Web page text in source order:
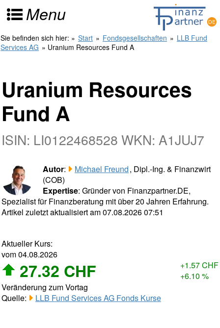
Menu
Sie befinden sich hier: » Start » Fondsgesellschaften » LLB Fund
Services AG » Uranium Resources Fund A
Uranium Resources
Fund A
ISIN: LI0122468528 WKN: A1JUJ7
Autor: Michael Freund, Dipl.-Ing. & Finanzwirt
(COB)
Expertise: Gründer von Finanzpartner.DE,
Spezialist für Finanzberatung mit über 20 Jahren Erfahrung.
Artikel zuletzt aktualisiert am 07.08.2026 07:51
Aktueller Kurs:
vom 04.08.2026
27.32 CHF
+1.57 CHF
+6.10 %
Veränderung zum Vortag
Quelle:
LLB Fund Services AG Fonds Kurse